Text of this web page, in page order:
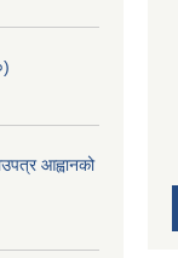
आह्वानको